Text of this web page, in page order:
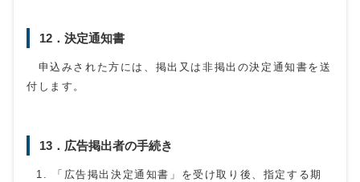
12．決定通知書
申込みされた方には、掲出又は非掲出の決定通知書を送
付します。
13．広告掲出者の手続き
「広告掲出決定通知書」を受け取り後、指定する期